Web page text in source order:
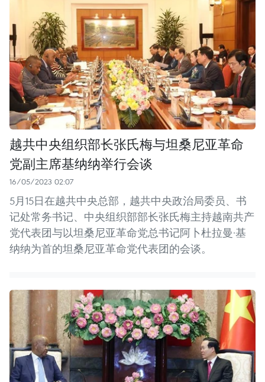
越共中央组织部长张氏梅与坦桑尼亚革命
党副主席基纳纳举行会谈
16/05/2023 02:07
5月15日在越共中央总部，越共中央政治局委员、书
记处常务书记、中央组织部部长张氏梅主持越南共产
党代表团与以坦桑尼亚革命党总书记阿卜杜拉曼·基
纳纳为首的坦桑尼亚革命党代表团的会谈。